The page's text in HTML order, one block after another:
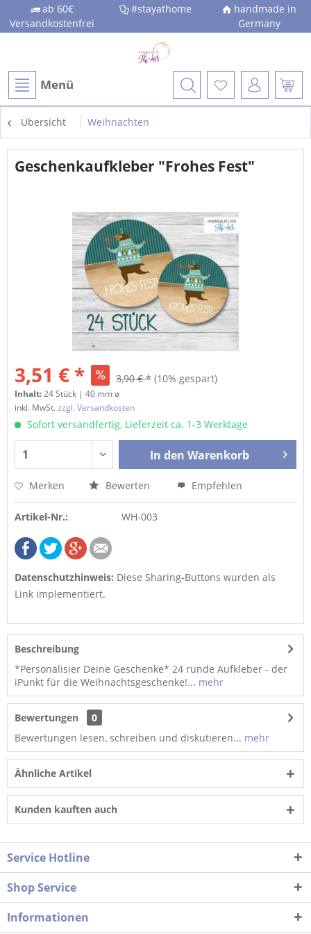
ab 60€
Versandkostenfrei
#stayathome
handmade in
Germany
Menü
Übersicht Weihnachten
Geschenkaufkleber "Frohes Fest"
3,51 € * 3,90 € * (10% gespart)
Inhalt:24 Stück | 40 mm ø
inkl. MwSt.zzgl. Versandkosten
Sofort versandfertig, Lieferzeit ca. 1-3 Werktage
In den Warenkorb
Merken Bewerten Empfehlen
Artikel-Nr.: WH-003
Datenschutzhinweis: Diese Sharing-Buttons wurden als
Link implementiert.
Beschreibung
*Personalisier Deine Geschenke* 24 runde Aufkleber - der
iPunkt für die Weihnachtsgeschenke!... mehr
Bewertungen
0
Bewertungen lesen, schreiben und diskutieren... mehr
Ähnliche Artikel
Kunden kauften auch
Service Hotline
Shop Service
Informationen